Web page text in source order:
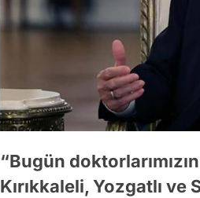
“Bugün
Kırıkkaleli, Yozgatlı